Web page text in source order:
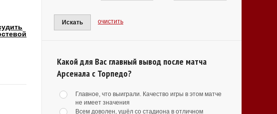
Искать очистить
Какой для Вас главный вывод после матча
Арсенала с Торпедо?
Главное, что выиграли. Качество игры в этом матче
не имеет значения
Всем доволен, ушёл со стадиона в отличном